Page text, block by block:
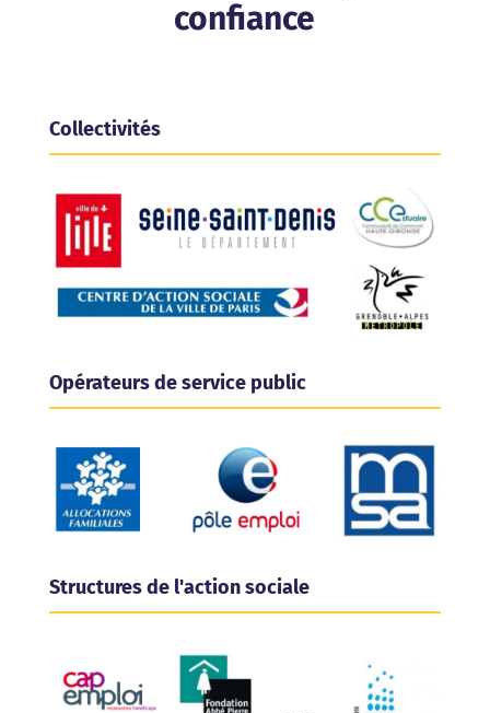
confiance
Collectivités
Opérateurs de service public
Structures de l'action sociale